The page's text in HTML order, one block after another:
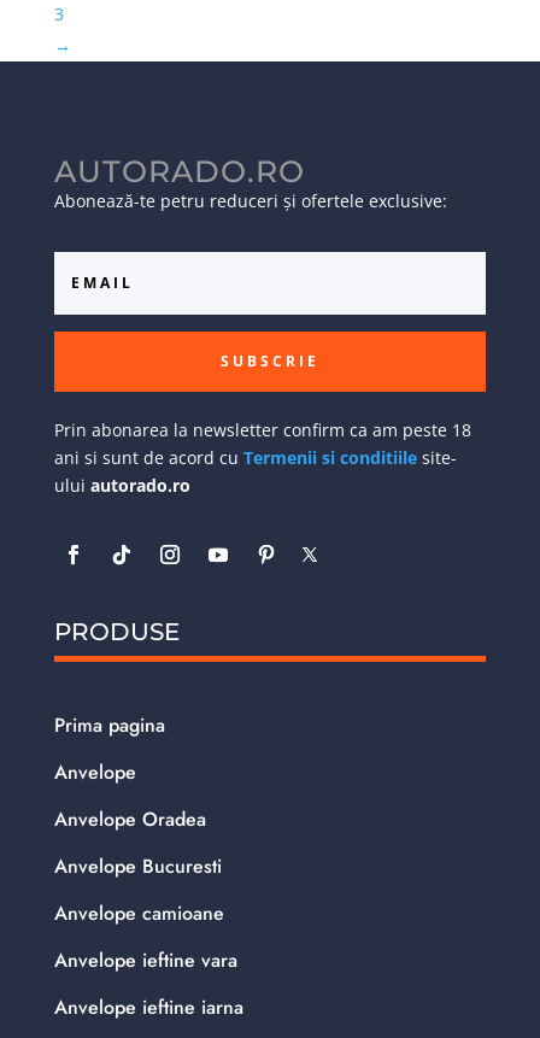
3
→
AUTORADO.RO
Abonează-te petru reduceri și ofertele exclusive:
SUBSCRIE
Prin abonarea la newsletter confirm ca am peste 18
ani si sunt de acord cu Termenii si conditiilesite-
ului autorado.ro
PRODUSE
Prima pagina
Anvelope
Anvelope Oradea
Anvelope Bucuresti
Anvelope camioane
Anvelope ieftine vara
Anvelope ieftine iarna